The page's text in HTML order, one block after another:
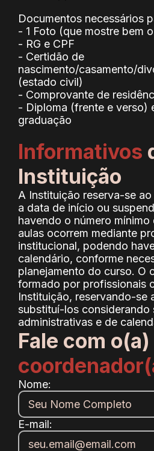
Documentos necessários
- 1 Foto (que mostre bem
- RG e CPF
- Certidão de
nascimento/casamento/
(estado civil)
- Comprovante de
- Diploma (frente e verso)
graduação
Informativos
Instituição
A Instituição reserva-se
a data de início ou
havendo o número
aulas ocorrem mediante
institucional, podendo
calendário, conforme
planejamento do curso. O
formado por profissionais
Instituição, reservando-se
substituí-los considerando
administrativas e de
Fale com o(a)
Nome:
E-mail: